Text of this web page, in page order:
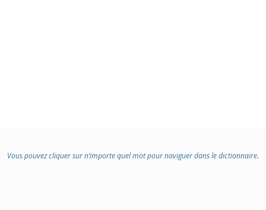
Vous pouvez cliquer sur n’importe quel mot pour naviguer dans le dictionnaire.